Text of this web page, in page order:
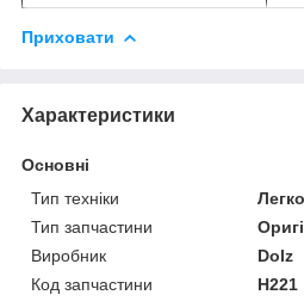
Приховати
Характеристики
Основні
Тип техніки
Тип запчастини
Виробник
Dolz
Код запчастини
H221